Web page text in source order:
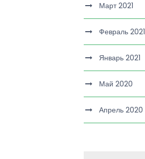
Март 2021
Февраль 2021
Январь 2021
Май 2020
Апрель 2020